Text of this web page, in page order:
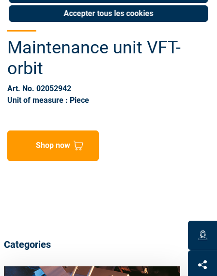
Accepter tous les cookies
Maintenance unit VFT-
orbit
Art. No. 02052942
Unit of measure : Piece
Shop now
Categories